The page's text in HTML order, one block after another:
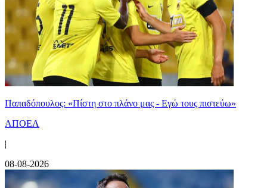
Παπαδόπουλος: «Πίστη στο πλάνο μας - Εγώ τους πιστεύω»
ΑΠΟΕΛ
|
08-08-2026